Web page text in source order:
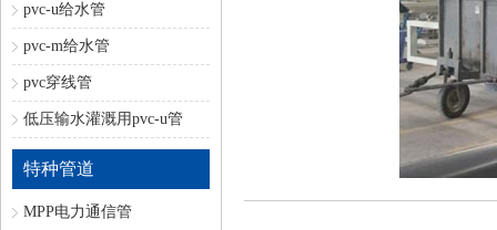
pvc-u给水管
pvc-m给水管
pvc穿线管
低压输水灌溉用pvc-u管
特种管道
MPP电力通信管